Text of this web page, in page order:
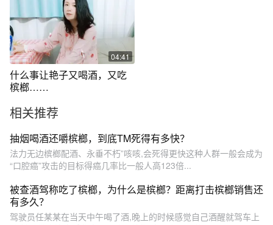
04:41
什么事让艳子又喝酒，又吃
槟榔……
相关推荐
抽烟喝酒还嚼槟榔，到底TM死得有多快？
法力无边槟榔配酒、永垂不朽”咳咳,会死得更快这种人群一般会成为
“口腔癌”攻击的目标得癌几率比一般人高123倍...
被查酒驾称吃了槟榔，为什么是槟榔？距离打击槟榔销售还
有多久？
驾驶员任某某在当天中午喝了酒,晚上的时候感觉自己酒醒就驾车上